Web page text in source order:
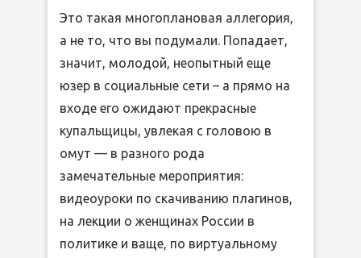
Это такая многоплановая аллегория,
а не то, что вы подумали. Попадает,
значит, молодой, неопытный еще
юзер в социальные сети – а прямо на
входе его ожидают прекрасные
купальщицы, увлекая с головою в
омут — в разного рода
замечательные мероприятия:
видеоуроки по скачиванию плагинов,
на лекции о женщинах России в
политике и ваще, по виртуальному